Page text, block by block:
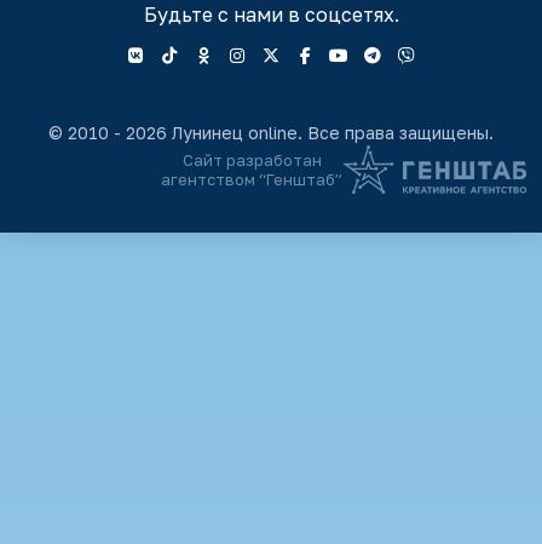
Будьте с нами в соцсетях.
© 2010 - 2026 Лунинец online. Все права защищены.
Сайт разработан
агентством “Генштаб”